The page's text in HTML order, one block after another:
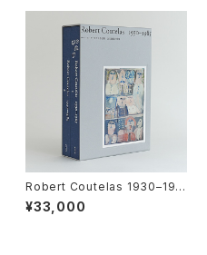
Robert Coutelas 1930–198
5 ロベール・クートラス作品集
ある画家の仕事
¥33,000